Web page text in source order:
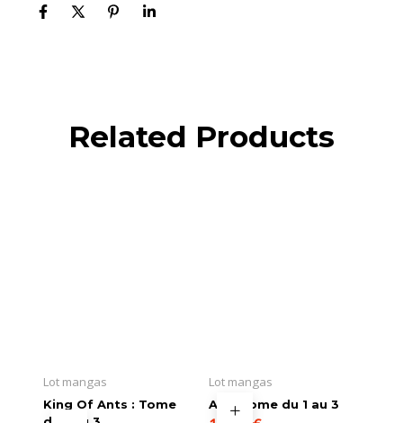
Related Products
Lot mangas
King Of Ants : Tome
Lot mangas
AJIN Tome du 1 au 3